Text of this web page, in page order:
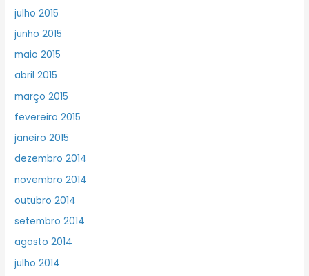
julho 2015
junho 2015
maio 2015
abril 2015
março 2015
fevereiro 2015
janeiro 2015
dezembro 2014
novembro 2014
outubro 2014
setembro 2014
agosto 2014
julho 2014